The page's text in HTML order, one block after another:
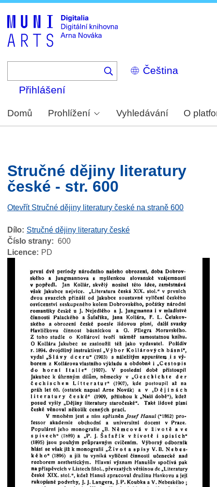
Select
your
Přihlášení
Domů Prohlížení Vyhledávání O
Stručné dějiny literatury
české - str. 600
Otevřít Stručné dějiny literatury české na straně 600
Dílo
Stručné dějiny literatury české
Číslo strany
600
Licence
PD